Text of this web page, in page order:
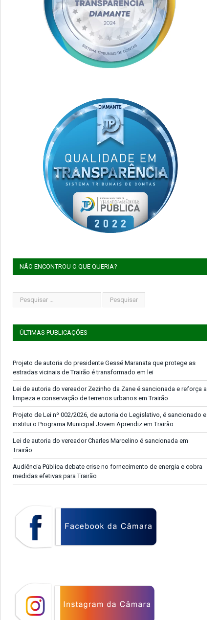
NÃO ENCONTROU O QUE QUERIA?
ÚLTIMAS PUBLICAÇÕES
Projeto de autoria do presidente Gessé Maranata que protege as
estradas vicinais de Trairão é transformado em lei
Lei de autoria do vereador Zezinho da Zane é sancionada e reforça a
limpeza e conservação de terrenos urbanos em Trairão
Projeto de Lei nº 002/2026, de autoria do Legislativo, é sancionado e
institui o Programa Municipal Jovem Aprendiz em Trairão
Lei de autoria do vereador Charles Marcelino é sancionada em
Trairão
Audiência Pública debate crise no fornecimento de energia e cobra
medidas efetivas para Trairão